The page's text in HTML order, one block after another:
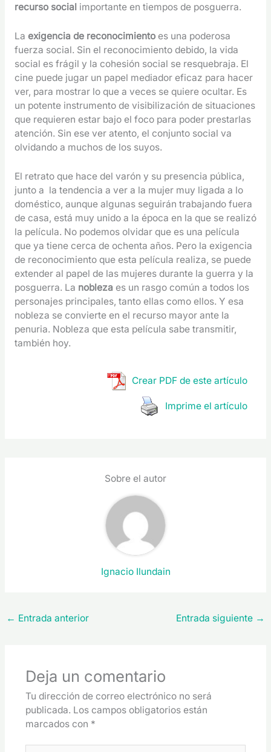
recurso social importante en tiempos de posguerra.
La exigencia de reconocimientoes una poderosa
fuerza social. Sin el reconocimiento debido, la vida
social es frágil y la cohesión social se resquebraja. El
cine puede jugar un papel mediador eficaz para hacer
ver, para mostrar lo que a veces se quiere ocultar. Es
un potente instrumento de visibilización de situaciones
que requieren estar bajo el foco para poder prestarlas
atención. Sin ese ver atento, el conjunto social va
olvidando a muchos de los suyos.
El retrato que hace del varón y su presencia pública,
junto a la tendencia a ver a la mujer muy ligada a lo
doméstico, aunque algunas seguirán trabajando fuera
de casa, está muy unido a la época en la que se realizó
la película. No podemos olvidar que es una película
que ya tiene cerca de ochenta años. Pero la exigencia
de reconocimiento que esta película realiza, se puede
extender al papel de las mujeres durante la guerra y la
posguerra. La nobleza es un rasgo común a todos los
personajes principales, tanto ellas como ellos. Y esa
nobleza se convierte en el recurso mayor ante la
penuria. Nobleza que esta película sabe transmitir,
también hoy.
Crear PDF de este artículo
Imprime el artículo
Sobre el autor
Ignacio Ilundain
← Entrada anterior Entrada siguiente →
Deja un comentario
Tu dirección de correo electrónico no será
publicada. Los campos obligatorios están
marcados con *